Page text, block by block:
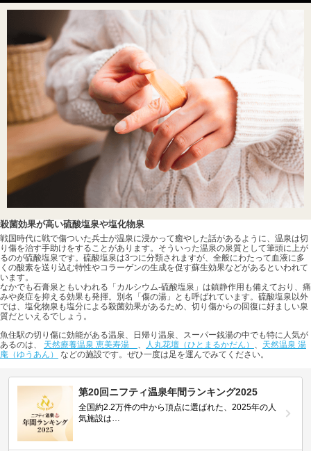
殺菌効果が高い硫酸塩泉や塩化物泉
戦国時代に戦で傷ついた兵士が温泉に浸かって癒やした話があるように、温泉は切
り傷を治す手助けをすることがあります。そういった温泉の泉質として筆頭に上が
るのが硫酸塩泉です。硫酸塩泉は3つに分類されますが、全般にわたって血液に多
くの酸素を送り込む特性やコラーゲンの生成を促す蘇生効果などがあるといわれて
います。
なかでも石膏泉ともいわれる「カルシウム-硫酸塩泉」は鎮静作用も備えており、痛
みや炎症を抑える効果も発揮。別名「傷の湯」とも呼ばれています。硫酸塩泉以外
では、塩化物泉も塩分による殺菌効果があるため、切り傷からの回復に好ましい泉
質だといえるでしょう。
魚住駅の切り傷に効能がある温泉、日帰り温泉、スーパー銭湯の中でも特に人気が
あるのは、 天然療養温泉 恵美寿湯 、 人丸花壇（ひとまるかだん） 、 天然温泉 湯
庵（ゆうあん）
などの施設です。ぜひ一度は足を運んでみてください。
第20回ニフティ温泉年間ランキング2025
全国約2.2万件の中から頂点に選ばれた、2025年の人
気施設は…